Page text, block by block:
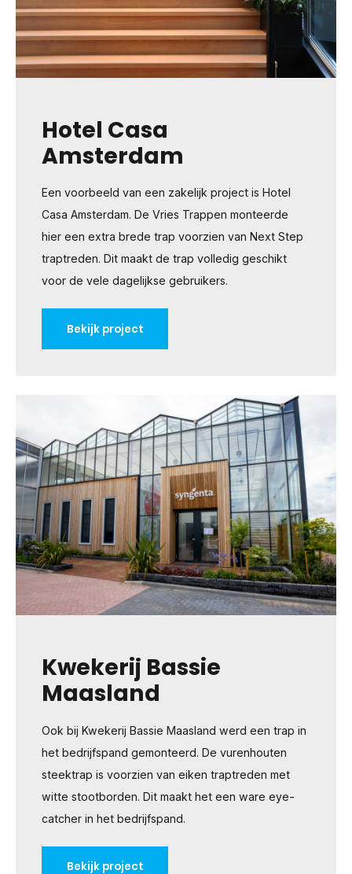
Hotel Casa
Amsterdam
Een voorbeeld van een zakelijk project is Hotel
Casa Amsterdam. De Vries Trappen monteerde
hier een extra brede trap voorzien van Next Step
traptreden. Dit maakt de trap volledig geschikt
voor de vele dagelijkse gebruikers.
Bekijk project
Kwekerij Bassie
Maasland
Ook bij Kwekerij Bassie Maasland werd een trap in
het bedrijfspand gemonteerd. De vurenhouten
steektrap is voorzien van eiken traptreden met
witte stootborden. Dit maakt het een ware eye-
catcher in het bedrijfspand.
Bekijk project